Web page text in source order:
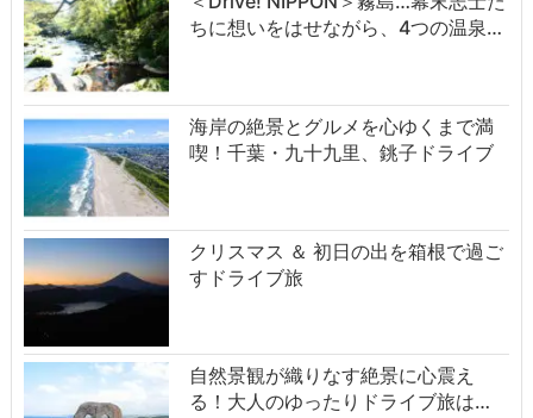
ちに想いをはせながら、4つの温泉…
海岸の絶景とグルメを心ゆくまで満
喫！千葉・九十九里、銚子ドライブ
クリスマス ＆ 初日の出を箱根で過ご
すドライブ旅
自然景観が織りなす絶景に心震え
る！大人のゆったりドライブ旅は…